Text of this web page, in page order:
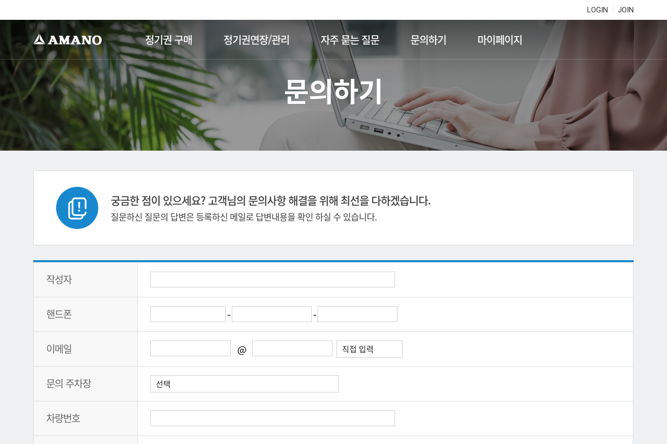
LOGIN JOIN
정기권 구매 정기권연장/관리 자주 묻는 질문 문의하기 마이페이지
문의하기
궁금한 점이 있으세요? 고객님의 문의사항 해결을 위해 최선을 다하겠습니다.
질문하신 질문의 답변은 등록하신 메일로 답변내용을 확인 하실 수 있습니다.
작성자
핸드폰 - -
이메일 @
문의 주차장
차량번호